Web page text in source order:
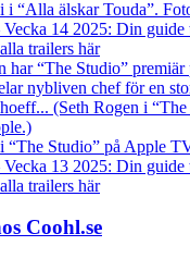
14 2025: Din guide
trailers här
har “The Studio”
nybliven chef för en
(Seth Rogen i
13 2025: Din guide
trailers här
Coohl.se